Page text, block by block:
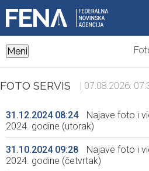
Meni
FOTO SERVIS | 07.08.2026.
31.12.2024 08:24
Najave foto i
2024. godine (utorak)
31.10.2024 09:28
Najave foto i
2024. godine (četvrtak)